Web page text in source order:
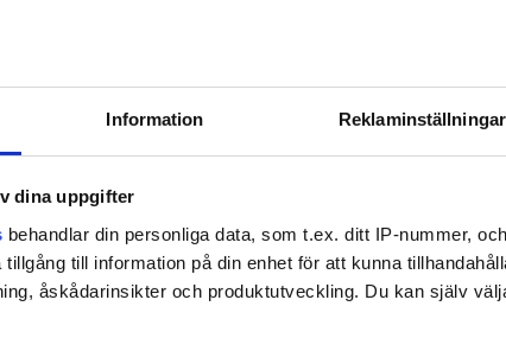
Information Reklaminställningar
dina uppgifter
behandlar din personliga data, som t.ex. ditt IP-nummer,
till information på din enhet för att kunna
åskådarinsikter och produktutveckling. Du kan själv
Foto: Gustaf Görfelt